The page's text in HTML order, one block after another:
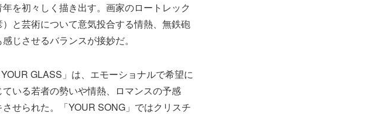
を初々しく描き出す。画家のロートレック
と芸術について意気投合する情熱、無鉄砲
じさせるバランスが接妙だ。
GLASS」は、エモーショナルで希望に
いる若者の勢いや情熱、ロマンスの予感
せられた。「YOUR SONG」ではクリスチ